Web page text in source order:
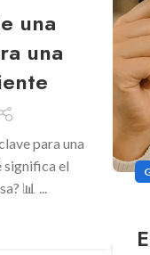
una
una
para una
significa el
📊 ...